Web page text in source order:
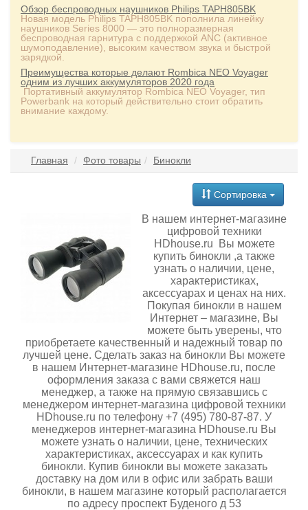
Обзор беспроводных наушников Philips TAPH805BK
Новая модель Philips TAPH805BK пополнила линейку
наушников Series 8000 — это полноразмерная
беспроводная гарнитура с поддержкой ANC (активное
шумоподавление), высоким качеством звука и быстрой
зарядкой.
Преимущества которые делают Rombica NEO Voyager
одним из лучших аккумуляторов 2020 года
Портативный аккумулятор Rombica NEO Voyager, тип
Powerbank на который действительно стоит обратить
внимание каждому.
Главная Фото товары Бинокли
Сортировка
В нашем интернет-магазине
цифровой техники
HDhouse.ru Вы можете
купить бинокли ,а также
узнать о наличии, цене,
характеристиках,
аксессуарах и ценах на них.
Покупая бинокли в нашем
Интернет – магазине, Вы
можете быть уверены, что
приобретаете качественный и надежный товар по
лучшей цене. Сделать заказ на бинокли Вы можете
в нашем Интернет-магазине HDhouse.ru, после
оформления заказа с вами свяжется наш
менеджер, а также на прямую связавшись с
менеджером интернет-магазина цифровой техники
HDhouse.ru по телефону +7 (495) 780-87-87. У
менеджеров интернет-магазина HDhouse.ru Вы
можете узнать о наличии, цене, технических
характеристиках, аксессуарах и как купить
бинокли. Купив бинокли вы можете заказать
доставку на дом или в офис или забрать ваши
бинокли, в нашем магазине который располагается
по адресу проспект Буденого д 53